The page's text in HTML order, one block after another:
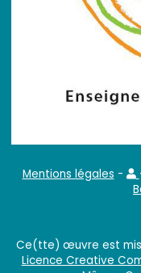
Mentions légales -
Ce(tte) œuvre est
Licence Creative